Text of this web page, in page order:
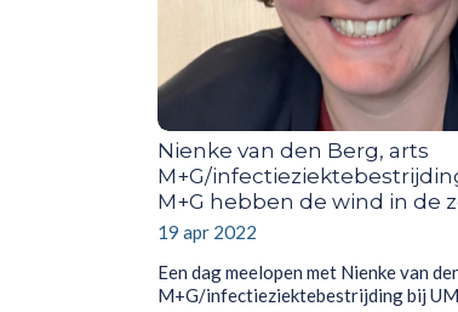
Nienke van den Berg, arts
M+G/
M+G hebben de wind in de
19 apr 2022
Een dag meelopen met Nienke van
M+G/infectieziektebestrijding bij